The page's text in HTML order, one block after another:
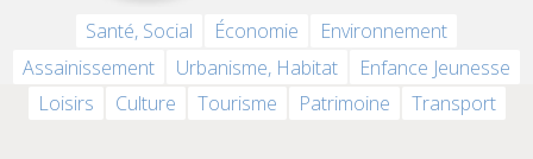
Santé, Social Économie
Environnement
Assainissement
Urbanisme, Habitat
Enfance Jeunesse
Loisirs
Culture Tourisme Patrimoine Transport